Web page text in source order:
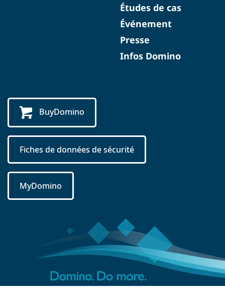
Études de cas
Événement
Presse
Infos Domino
BuyDomino
Fiches de données de sécurité
MyDomino